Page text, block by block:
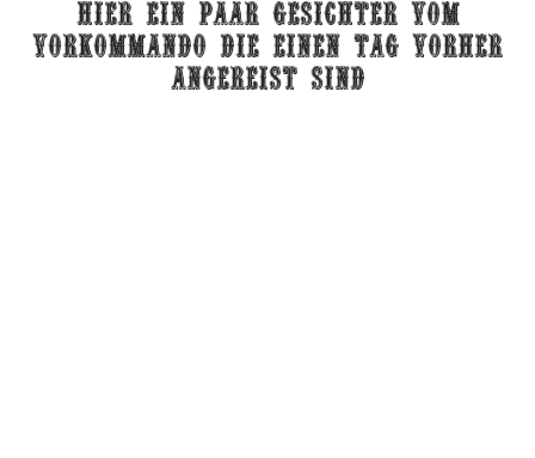
Hier ein paar gesichter vom
vorkommando die einen tag vorher
angereist sind